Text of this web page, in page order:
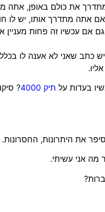
את כולם באופן, אתה
אתה מתדרך אותו, יש לו
אם עכשיו זה פחות
כתב שאני לא אענה לו
בעדות על תיק 4000
?
את היתרונות, החסרונות.
אני עשיתי.